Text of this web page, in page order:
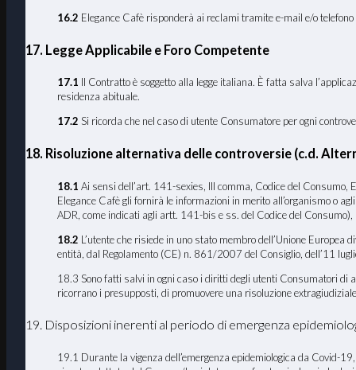
16.2 Elegance Cafè risponderà ai reclami tramite e-mail e/o
17. Legge Applicabile e Foro Competente
17.1 Il Contratto è soggetto alla legge italiana. È fatta salva
residenza abituale.
17.2 Si ricorda che nel caso di utente Consumatore per ogni
18. Risoluzione alternativa delle controversie (c.d.
18.1 Ai sensi dell’art. 141-sexies, III comma, Codice del
Elegance Cafè gli fornirà le informazioni in merito all’organismo o
ADR, come indicati agli artt. 141-bis e ss. del Codice del
18.2 L’utente che risiede in uno stato membro dell’Unione
entità, dal Regolamento (CE) n. 861/2007 del Consiglio, dell’11
18.3 Sono fatti salvi in ogni caso i diritti degli utenti Consumatori di
ricorrano i presupposti, di promuovere una risoluzione
19. Disposizioni inerenti al periodo di emergenza
19.1 Durante la vigenza dell’emergenza epidemiologica da Covid-